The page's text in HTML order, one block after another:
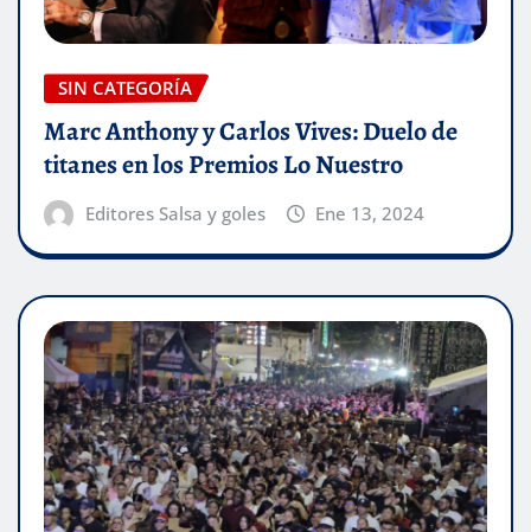
SIN CATEGORÍA
Marc Anthony y Carlos Vives: Duelo de
titanes en los Premios Lo Nuestro
Editores Salsa y goles Ene 13, 2024